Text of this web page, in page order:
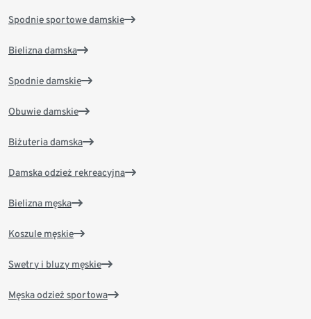
Spodnie sportowe damskie
Bielizna damska
Spodnie damskie
Obuwie damskie
Biżuteria damska
Damska odzież rekreacyjna
Bielizna męska
Koszule męskie
Swetry i bluzy męskie
Męska odzież sportowa